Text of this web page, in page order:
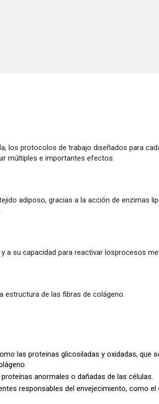
los protocolos de trabajo diseñados para
múltiples e importantes efectos:
adiposo, gracias a la acción de enzimas
a su capacidad para reactivar losprocesos
estructura de las fibras de colágeno.
las proteinas glicosiladas y oxidadas, que
anormales o dañadas de las células.
responsables del envejecimiento, como el